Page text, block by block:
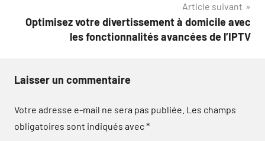
Article suivant
Optimisez votre divertissement à domicile avec
les fonctionnalités avancées de l’IPTV
Laisser un commentaire
Votre adresse e-mail ne sera pas publiée. Les champs
obligatoires sont indiqués avec*